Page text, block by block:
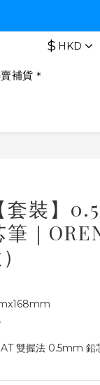
$ HKD
補貨＊
裝】
｜
雙握法 0.5mm 鉛